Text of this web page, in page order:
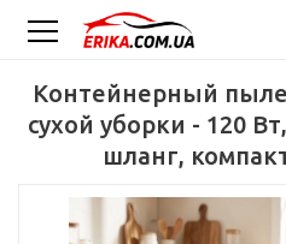
Контейнерный
сухой уборки - 120
шланг,